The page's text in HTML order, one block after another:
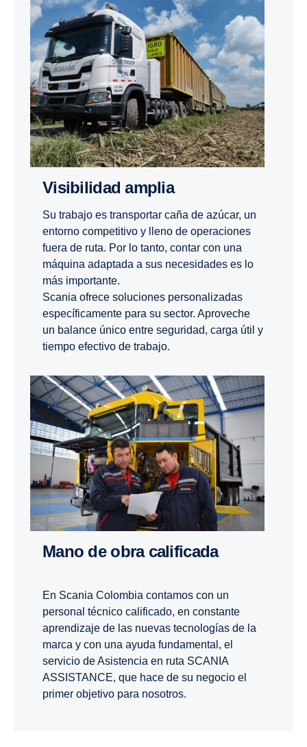
Visibilidad amplia
Su trabajo es transportar caña de azúcar, un
entorno competitivo y lleno de operaciones
fuera de ruta. Por lo tanto, contar con una
máquina adaptada a sus necesidades es lo
más importante.
Scania ofrece soluciones personalizadas
específicamente para su sector. Aproveche
un balance único entre seguridad, carga útil y
tiempo efectivo de trabajo.
mano de obra calificada
En Scania Colombia contamos con un
personal técnico calificado, en constante
aprendizaje de las nuevas tecnologías de la
marca y con una ayuda fundamental, el
servicio de Asistencia en ruta SCANIA
ASSISTANCE, que hace de su negocio el
primer objetivo para nosotros.